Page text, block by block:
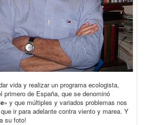
vida y realizar un programa ecologista,
primero de España, que se denominó
» y que múltiples y variados problemas nos
ir para adelante contra viento y marea. Y
su foto!